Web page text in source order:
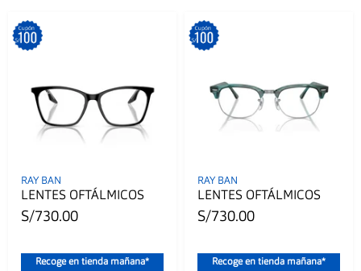
RAY BAN
LENTES OFTÁLMICOS
S/730.00
Recoge en tienda mañana*
RAY BAN
LENTES OFTÁLMICOS
S/730.00
Recoge en tienda mañana*